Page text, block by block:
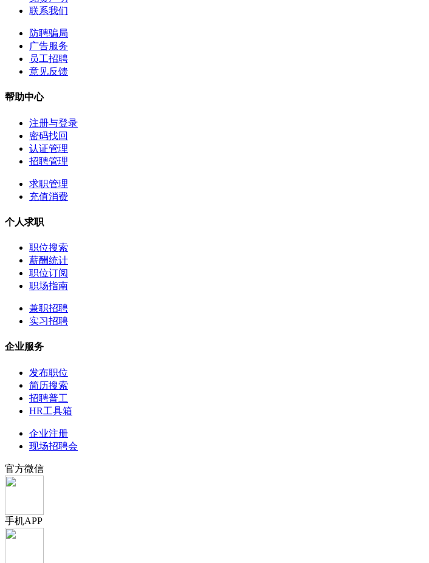
联系我们
防聘骗局
广告服务
员工招聘
意见反馈
帮助中心
注册与登录
密码找回
认证管理
招聘管理
求职管理
充值消费
个人求职
职位搜索
薪酬统计
职位订阅
职场指南
兼职招聘
实习招聘
企业服务
发布职位
简历搜索
招聘普工
HR工具箱
企业注册
现场招聘会
官方微信
手机APP